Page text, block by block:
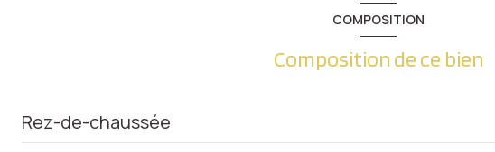
COMPOSITION
Composition de ce bien
Rez-de-chaussée